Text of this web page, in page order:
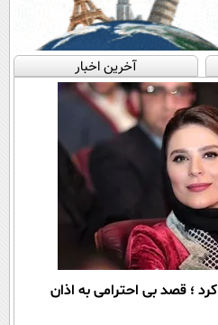
آخرین اخبار
؛ قصد بی احترامی به اذان